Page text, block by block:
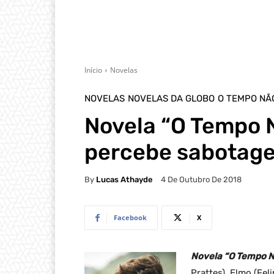
Início Novelas
NOVELAS NOVELAS DA GLOBO O TEMPO
Novela “O Tempo
percebe
By Lucas Athayde 4 De Outubro De 2018
Facebook X
Novela “O Tempo